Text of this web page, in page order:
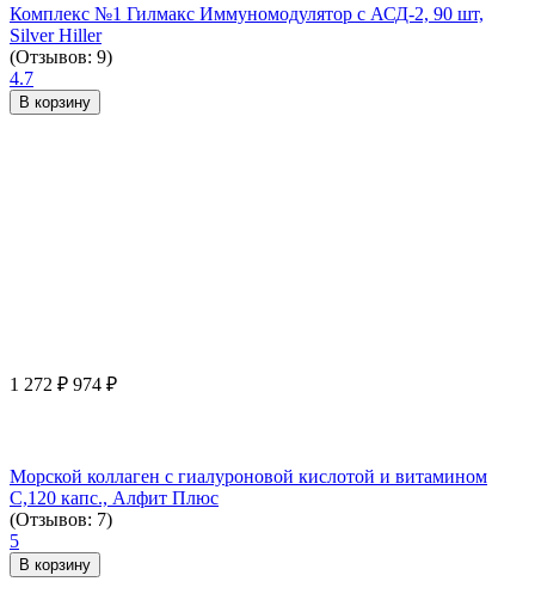
Комплекс №1 Гилмакс Иммуномодулятор с АСД-2, 90 шт,
Silver Hiller
(Отзывов: 9)
4.7
В корзину
1 272 ₽ 974 ₽
Морской коллаген с гиалуроновой кислотой и витамином
С,120 капс., Алфит Плюс
(Отзывов: 7)
5
В корзину